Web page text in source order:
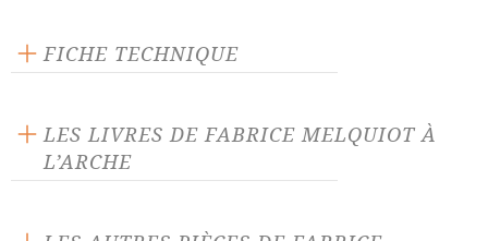
FICHE TECHNIQUE
Langue source : français
LES LIVRES DE FABRICE MELQUIOT À
L’ARCHE